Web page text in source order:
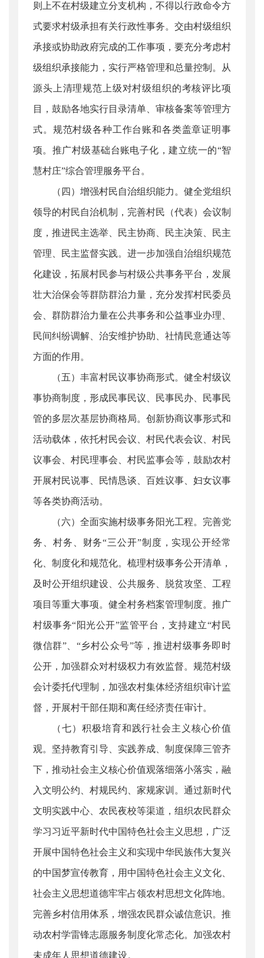
则上不在村级建立分支机构，不得以行政命令方
式要求村级承担有关行政性事务。交由村级组织
承接或协助政府完成的工作事项，要充分考虑村
级组织承接能力，实行严格管理和总量控制。从
源头上清理规范上级对村级组织的考核评比项
目，鼓励各地实行目录清单、审核备案等管理方
式。规范村级各种工作台账和各类盖章证明事
项。推广村级基础台账电子化，建立统一的“智
慧村庄”综合管理服务平台。
（四）增强村民自治组织能力。健全党组织
领导的村民自治机制，完善村民（代表）会议制
度，推进民主选举、民主协商、民主决策、民主
管理、民主监督实践。进一步加强自治组织规范
化建设，拓展村民参与村级公共事务平台，发展
壮大治保会等群防群治力量，充分发挥村民委员
会、群防群治力量在公共事务和公益事业办理、
民间纠纷调解、治安维护协助、社情民意通达等
方面的作用。
（五）丰富村民议事协商形式。健全村级议
事协商制度，形成民事民议、民事民办、民事民
管的多层次基层协商格局。创新协商议事形式和
活动载体，依托村民会议、村民代表会议、村民
议事会、村民理事会、村民监事会等，鼓励农村
开展村民说事、民情恳谈、百姓议事、妇女议事
等各类协商活动。
（六）全面实施村级事务阳光工程。完善党
务、村务、财务“三公开”制度，实现公开经常
化、制度化和规范化。梳理村级事务公开清单，
及时公开组织建设、公共服务、脱贫攻坚、工程
项目等重大事项。健全村务档案管理制度。推广
村级事务“阳光公开”监管平台，支持建立“村民
微信群”、“乡村公众号”等，推进村级事务即时
公开，加强群众对村级权力有效监督。规范村级
会计委托代理制，加强农村集体经济组织审计监
督，开展村干部任期和离任经济责任审计。
（七）积极培育和践行社会主义核心价值
观。坚持教育引导、实践养成、制度保障三管齐
下，推动社会主义核心价值观落细落小落实，融
入文明公约、村规民约、家规家训。通过新时代
文明实践中心、农民夜校等渠道，组织农民群众
学习习近平新时代中国特色社会主义思想，广泛
开展中国特色社会主义和实现中华民族伟大复兴
的中国梦宣传教育，用中国特色社会主义文化、
社会主义思想道德牢牢占领农村思想文化阵地。
完善乡村信用体系，增强农民群众诚信意识。推
动农村学雷锋志愿服务制度化常态化。加强农村
未成年人思想道德建设。